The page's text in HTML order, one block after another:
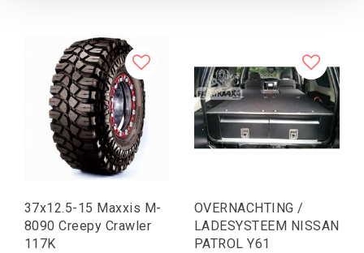
37x12.5-15 Maxxis M-
8090 Creepy Crawler
117K
OVERNACHTING /
LADESYSTEEM NISSAN
PATROL Y61